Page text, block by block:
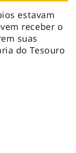
estavam
receber o
suas
do Tesouro